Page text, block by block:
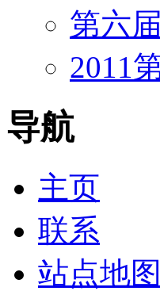
第六
2011
导航
主页
联系
站点地图